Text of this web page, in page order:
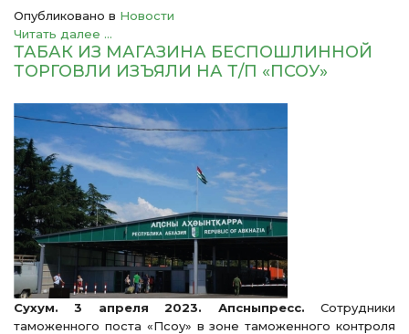
Опубликовано в Новости
Читать далее ...
ТАБАК ИЗ МАГАЗИНА БЕСПОШЛИННОЙ
ТОРГОВЛИ ИЗЪЯЛИ НА Т/П «ПСОУ»
Сухум. 3 апреля 2023. Апсныпресс. Сотрудники
таможенного поста «Псоу» в зоне таможенного контроля